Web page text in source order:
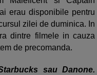
erau disponibile pentru
zilei de duminica. In
dintre filmele in cauza
de precomanda.
sau Danone.